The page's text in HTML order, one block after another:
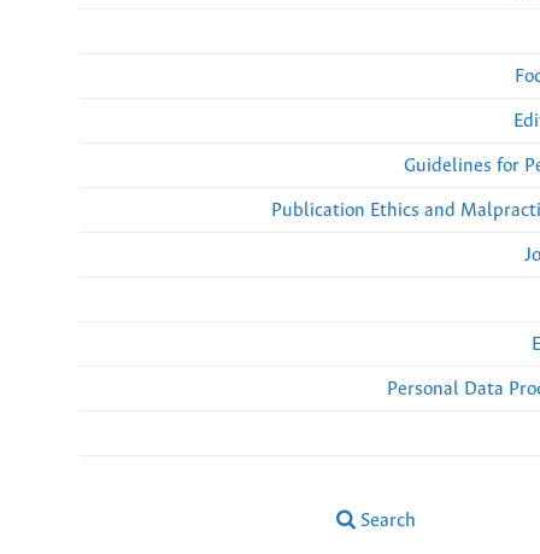
Guidelines for
Publication Ethics and
Personal Data
Search